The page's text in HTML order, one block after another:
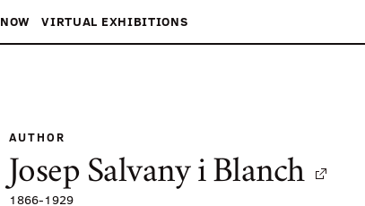
NOW VIRTUAL EXHIBITIONS
AUTHOR
Josep Salvany i Blanch
1866-1929